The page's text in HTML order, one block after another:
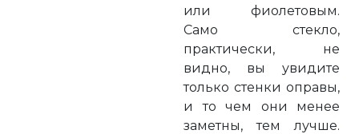
или фиолетовым.
Само стекло,
практически, не
видно, вы увидите
только стенки оправы,
и то чем они менее
заметны, тем лучше.